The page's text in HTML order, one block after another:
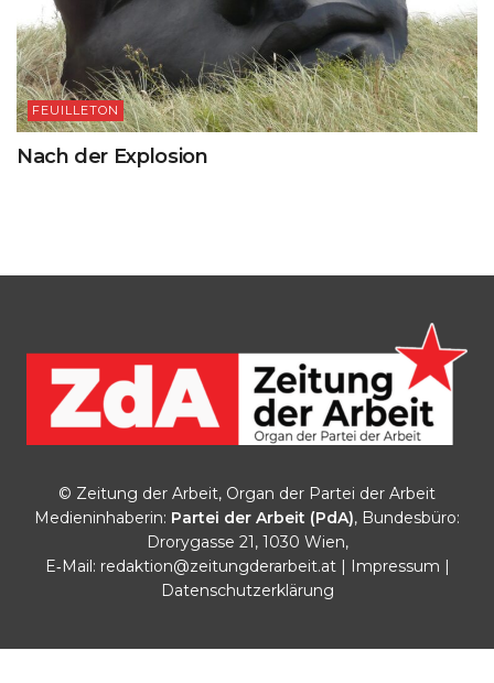
FEUILLETON
Nach der Explosion
© Zeitung der Arbeit, Organ der Partei der Arbeit
Medieninhaberin: Partei der Arbeit (PdA), Bundesbüro:
Drorygasse 21, 1030 Wien,
E‑Mail: redaktion@zeitungderarbeit.at| Impressum |
Datenschutzerklärung